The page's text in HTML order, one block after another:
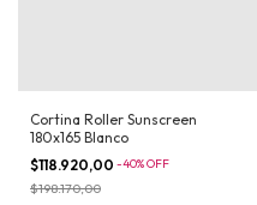
Cortina Roller Sunscreen
180x165 Blanco
$118.920,00 -40%OFF
$198.170,00